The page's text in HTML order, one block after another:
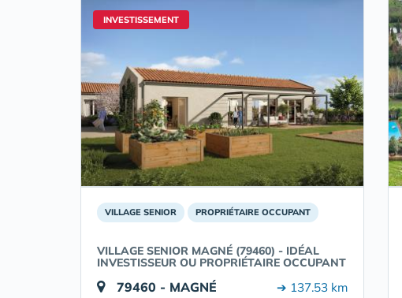
INVESTISSEMENT
VILLAGE SENIOR PROPRIÉTAIRE OCCUPANT
VILLAGE SENIOR MAGNÉ (79460) - IDÉAL
INVESTISSEUR OU PROPRIÉTAIRE OCCUPANT
79460 - MAGNÉ ➔ 137.53 km